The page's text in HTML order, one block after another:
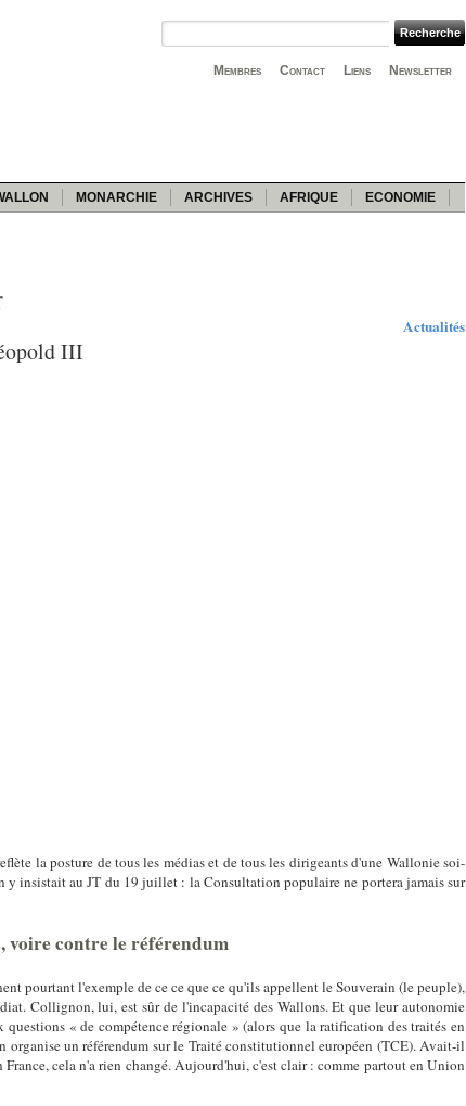
Newsletter
Liens
Contact
Membres
MONARCHIE ARCHIVES AFRIQUE ECONOMIE
Actualités
III
la posture de tous les médias et de tous les dirigeants d'une Wallonie soi-
insistait au JT du 19 juillet : la Consultation populaire ne portera jamais sur
voire contre le référendum
pourtant l'exemple de ce ce que ce qu'ils appellent le Souverain (le peuple),
Collignon, lui, est sûr de l'incapacité des Wallons. Et que leur autonomie
« de compétence régionale » (alors que la ratification des traités en
organise un référendum sur le Traité constitutionnel européen (TCE). Avait-il
cela n'a rien changé. Aujourd'hui, c'est clair : comme partout en Union